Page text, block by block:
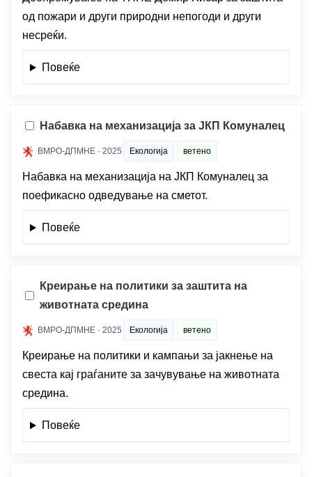
од пожари и други природни непогоди и други
несреќи.
Повеќе
Набавка на механизација за ЈКП Комуналец
ВМРО-ДПМНЕ · 2025 Екологија ветено
Набавка на механизација на ЈКП Комуналец за
поефикасно одведување на сметот.
Повеќе
Креирање на политики за заштита на
животната средина
ВМРО-ДПМНЕ · 2025 Екологија ветено
Креирање на политики и кампањи за јакнење на
свеста кај граѓаните за зачувување на животната
средина.
Повеќе